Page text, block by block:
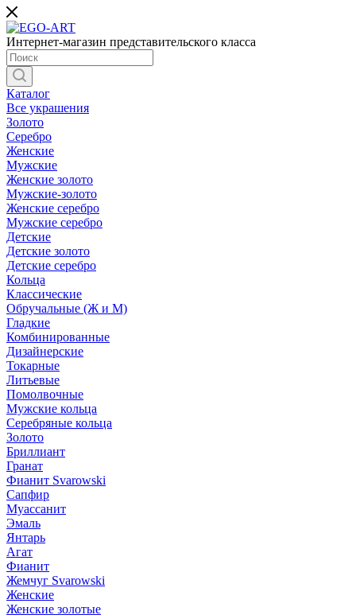
Интернет-магазин представительского класса
Каталог
Все украшения
Золото
Серебро
Женские
Мужские
Женские золото
Мужские-золото
Женские серебро
Мужские серебро
Детские
Детские золото
Детские серебро
Кольца
Классические
Обручальные (Ж и М)
Гладкие
Комбинированные
Дизайнерские
Токарные
Литьевые
Помолвочные
Мужские кольца
Серебряные кольца
Золото
Бриллиант
Гранат
Фианит Svarowski
Сапфир
Муассанит
Эмаль
Янтарь
Агат
Фианит
Жемчуг Svarowski
Женские
Женские золотые